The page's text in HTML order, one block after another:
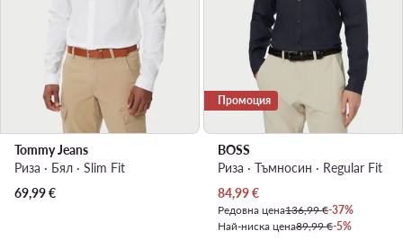
Tommy Jeans
Риза · Бял · Slim Fit
69,99€
Промоция
BOSS
Риза · Тъмносин · Regular Fit
Актуална цена
84,99€
Редовна цена136,99 €-37%
Най-ниска цена89,99 €-5%